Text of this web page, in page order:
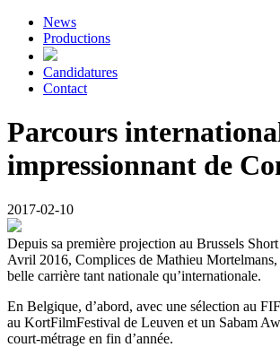
News
Productions
Candidatures
Contact
Parcours
impressionnant de
2017-02-10
Depuis sa première projection au Brussels
Avril 2016, Complices de Mathieu Mortelmans,
belle carrière tant nationale qu’internationale.
En Belgique, d’abord, avec une sélection au
au KortFilmFestival de Leuven et un Sabam
court-métrage en fin d’année.